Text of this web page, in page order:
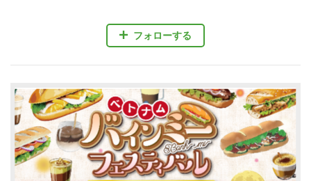
フォローする